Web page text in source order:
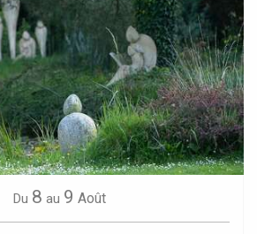
Du 8 au 9 Août